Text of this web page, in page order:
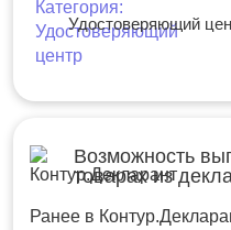
Удостоверяющий
Возможность
товарах из
Ранее в